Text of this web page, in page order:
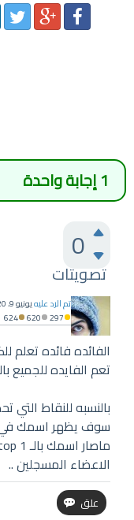
1إجابة واحدة
0
تصويتات
تم الرد عليهيونيو 9، 2020
297
620
624
الفائده فائده تعلم
تعم الفايده للجميع
بالنسبه للنقاط التي
سوف يظهر اسمك في
الاعضاء المسجلين ..